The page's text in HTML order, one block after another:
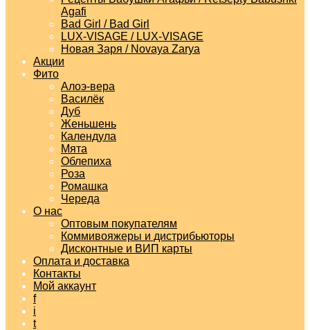
Agafi
Bad Girl / Bad Girl
LUX-VISAGE / LUX-VISAGE
Новая Заря / Novaya Zarya
Акции
Фито
Алоэ-вера
Василёк
Дуб
Женьшень
Календула
Мята
Облепиха
Роза
Ромашка
Череда
О нас
Оптовым покупателям
Коммивояжеры и дистрибьюторы
Дисконтные и ВИП карты
Оплата и доставка
Контакты
Мой аккаунт
f
i
t